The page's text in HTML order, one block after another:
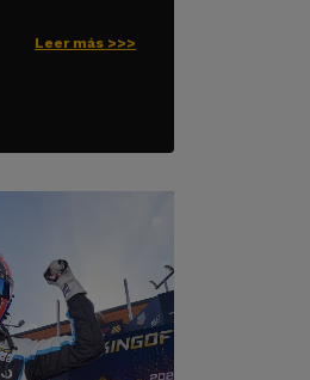
Leer más >>>